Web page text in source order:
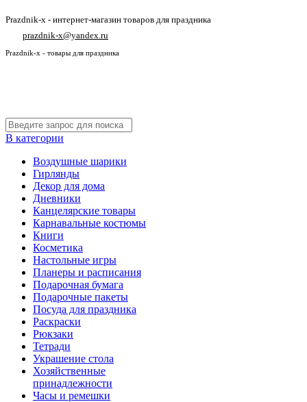
Prazdnik-x - интернет-магазин товаров для праздника
prazdnik-x@yandex.ru
Prazdnik-x - товары для праздника
В категории
Воздушные шарики
Гирлянды
Декор для дома
Дневники
Канцелярские товары
Карнавальные костюмы
Книги
Косметика
Настольные игры
Планеры и расписания
Подарочная бумага
Подарочные пакеты
Посуда для праздника
Раскраски
Рюкзаки
Тетради
Украшение стола
Хозяйственные
принадлежности
Часы и ремешки